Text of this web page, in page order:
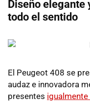
Diseño elegante
todo el sentido
El Peugeot 408 se
audaz e innovadora
presentes